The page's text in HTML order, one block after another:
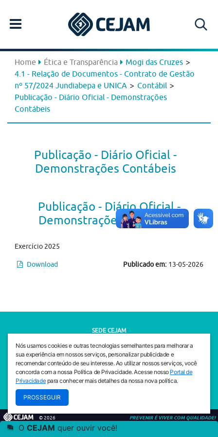
Home Ética e Transparência Mogi das Cruzes >
4.1 - Relação de Documentos - Contrato de Gestão
nº 57/2024 Jundiabepa e UNICA > Contábil >
Publicação - Diário Oficial - Demonstrações
Contábeis
Publicação - Diário Oficial -
Demonstrações Contábeis
Publicação - Diário Oficial -
Demonstrações Contábeis
Exercício 2025
Download Publicado em: 13-05-2026
SEDE CEJAM
Av. da Liberdade, 765, Liberdade, São Paulo, 01503-001
(11) 3469 - 1818
INSTITUTO CEJAM
Av. da Liberdade, 765, Liberdade, São Paulo, 01503-001
© 2026 PREVENIR É VIVER COM QUALIDADE!
Nós usamos cookies e outras tecnologias semelhantes para melhorar a
sua experiência em nossos serviços, personalizar publicidade e
recomendar conteúdo de seu interesse. Ao utilizar nossos serviços, você
concorda com a nossa Política de Privacidade. Acesse nosso Portal de
Privacidadepara conhecer mais detalhes da nossa nova política.
PROSSEGUIR
O CEJAM quer ouvir você!